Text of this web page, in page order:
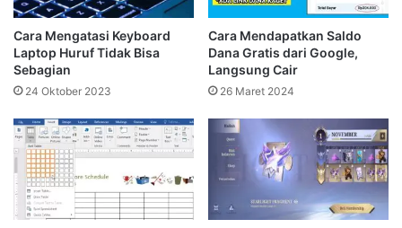
Cara Mengatasi Keyboard
Laptop Huruf Tidak Bisa
Sebagian
24 Oktober 2023
Cara Mendapatkan Saldo
Dana Gratis dari Google,
Langsung Cair
26 Maret 2024